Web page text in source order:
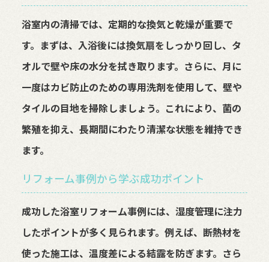
浴室内の清掃では、定期的な換気と乾燥が重要で
す。まずは、入浴後には換気扇をしっかり回し、タ
オルで壁や床の水分を拭き取ります。さらに、月に
一度はカビ防止のための専用洗剤を使用して、壁や
タイルの目地を掃除しましょう。これにより、菌の
繁殖を抑え、長期間にわたり清潔な状態を維持でき
ます。
リフォーム事例から学ぶ成功ポイント
成功した浴室リフォーム事例には、湿度管理に注力
したポイントが多く見られます。例えば、断熱材を
使った施工は、温度差による結露を防ぎます。さら